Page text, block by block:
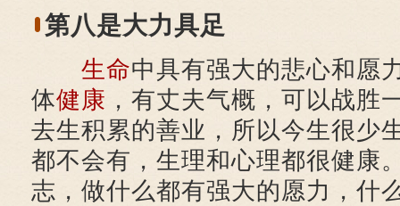
第八是大力具足
生命中具有强大的悲心和愿
体健康 ，有丈夫气概，可以战胜
去生积累的善业，所以今生很少
都不会有，生理和心理都很健康
志，做什么都有强大的愿力，什